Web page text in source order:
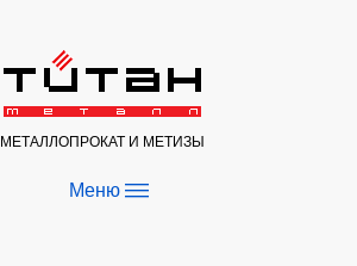
МЕТАЛЛОПРОКАТ И МЕТИЗЫ
Меню —
—
—